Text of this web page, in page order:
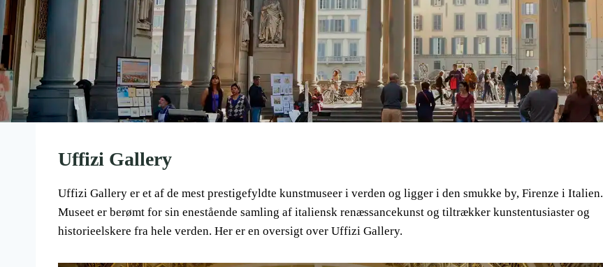
Uffizi Gallery
Uffizi Gallery er et af de mest prestigefyldte kunstmuseer i verden og ligger i den smukke by, Firenze i Italien.
Museet er berømt for sin enestående samling af italiensk renæssancekunst og tiltrækker kunstentusiaster og
historieelskere fra hele verden. Her er en oversigt over Uffizi Gallery.